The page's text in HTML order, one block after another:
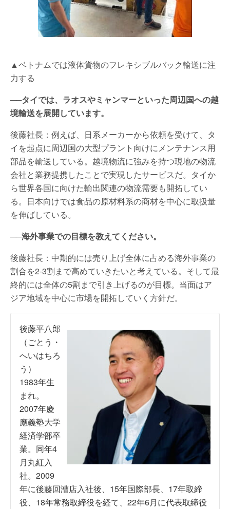
▲ベトナムでは液体貨物のフレキシブルバック輸送に注
力する
──タイでは、ラオスやミャンマーといった周辺国への越
境輸送を展開しています。
後藤社長：例えば、日系メーカーから依頼を受けて、タ
イを起点に周辺国の大型プラント向けにメンテナンス用
部品を輸送している。越境物流に強みを持つ現地の物流
会社と業務提携したことで実現したサービスだ。タイか
ら世界各国に向けた輸出関連の物流需要も開拓してい
る。日本向けでは食品の原材料系の商材を中心に取扱量
を伸ばしている。
──海外事業での目標を教えてください。
後藤社長：中期的には売り上げ全体に占める海外事業の
割合を2-3割まで高めていきたいと考えている。そして最
終的には全体の5割まで引き上げるのが目標。当面はア
ジア地域を中心に市場を開拓していく方針だ。
後藤平八郎
（ごとう・
へいはちろ
う）
1983年生
まれ。
2007年慶
應義塾大学
経済学部卒
業。同年4
月丸紅入
社。2009
年に後藤回漕店入社後、15年国際部長、17年取締
役、18年常務取締役を経て、22年6月に代表取締役